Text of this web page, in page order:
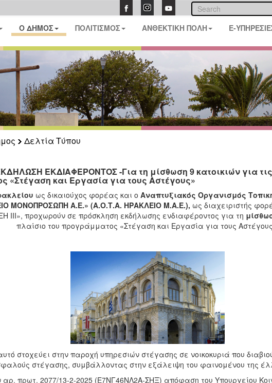
Ο ΔΗΜΟΣ ΠΟΛΙΤΙΣΜΟΣ ΑΝΘΕΚΤΙΚΗ ΠΟΛΗ E-
Δελτία Τύπου
ΕΚΔΙΑΦΕΡΟΝΤΟΣ -Για τη μίσθωση 9 κατοικιών για
«Στέγαση και Εργασία για τους Αστέγους»
ως δικαιούχος φορέας και ο Αναπτυξιακός Οργανισμός
ΜΟΝΟΠΡΟΣΩΠΗ Α.Ε.» (Α.Ο.Τ.Α. ΗΡΑΚΛΕΙΟ Μ.Α.Ε.), ως διαχειριστής
ΙΙΙ», προχωρούν σε πρόσκληση εκδήλωσης ενδιαφέροντος για τη
πλαίσιο του προγράμματος «Στέγαση και Εργασία για τους
στοχεύει στην παροχή υπηρεσιών στέγασης σε νοικοκυριά που
στέγασης, συμβάλλοντας στην εξάλειψη του φαινομένου της
πρωτ. 2077/13-2-2025 (Ε7ΝΓ46ΝΛ2Α-ΣΗΞ) απόφαση του Υπουργείου